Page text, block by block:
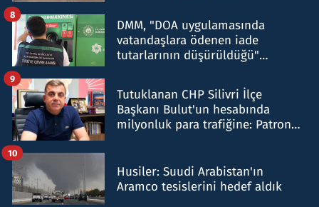
DMM, "DOA uygulamasında
vatandaşlara ödenen iade
tutarlarının düşürüldüğü"
8
Tutuklanan CHP Silivri İlçe
Başkanı Bulut'un hesabında
milyonluk para trafiğine: Patron
9
Husiler: Suudi Arabistan'ın
Aramco tesislerini hedef aldık
10